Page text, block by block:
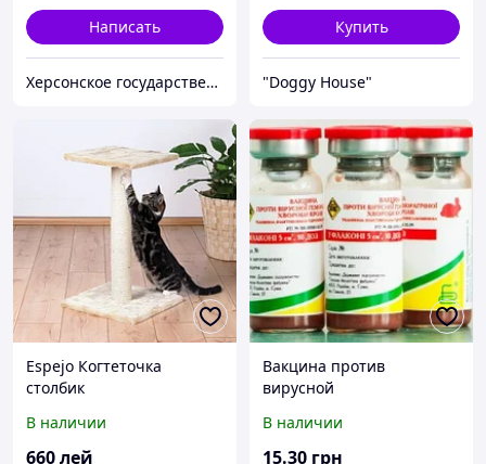
Написать
Херсонское государственное предприятие - биологическая фабрика
Купить
"Doggy House"
Espejo Когтеточка
столбик
В наличии
660лей
Вакцина против
вирусной
кроликов тканевая
инактивированная
В наличии
15.30 грн